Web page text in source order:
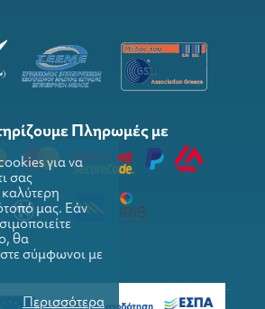
Πληρωμές με
για να
σας
μας. Εάν
θα
σύμφωνοι με
Περισσότερα